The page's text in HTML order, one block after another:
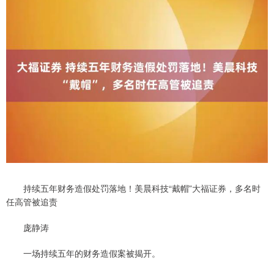
持续五年财务造假处罚落地！美晨科技“戴帽”大福证券，多名时
任高管被追责
庞静涛
一场持续五年的财务造假案被揭开。